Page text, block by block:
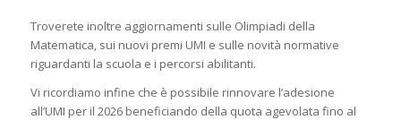
Troverete inoltre aggiornamenti sulle Olimpiadi della
Matematica, sui nuovi premi UMI e sulle novità normative
riguardanti la scuola e i percorsi abilitanti.
Vi ricordiamo infine che è possibile rinnovare l’adesione
all’UMI per il 2026 beneficiando della quota agevolata fino al